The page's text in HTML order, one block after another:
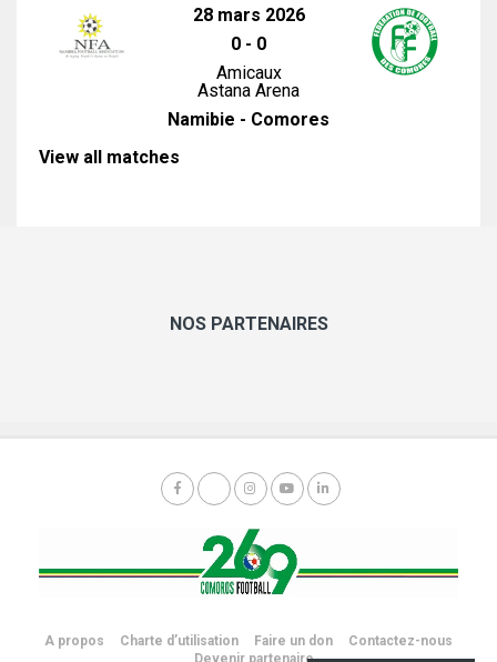
28 mars 2026
0 - 0
Amicaux
Astana Arena
Namibie - Comores
View all matches
NOS PARTENAIRES
A propos Charte d’utilisation Faire un don
Contactez-nous
Devenir partenaire